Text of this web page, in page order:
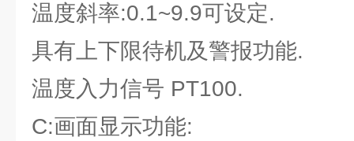
温度斜率:0.1~9.9可设定.
具有上下限待机及警报功能.
温度入力信号 PT100.
C:画面显示功能: